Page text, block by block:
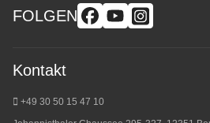
FOLGEN
Kontakt
+49 30 50 15 47 10